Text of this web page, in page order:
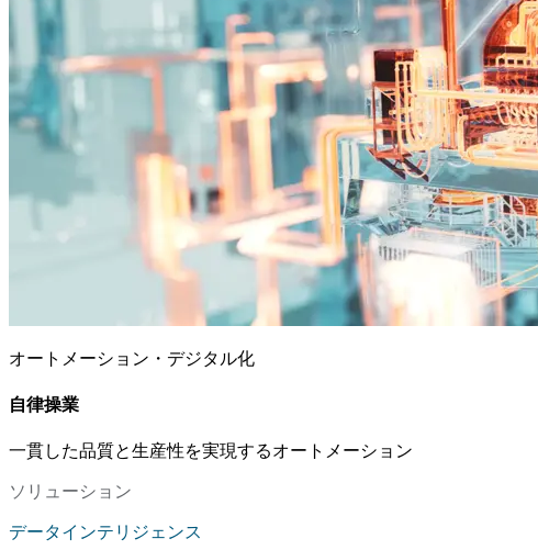
オートメーション・デジタル化
自律操業
一貫した品質と生産性を実現するオートメーション
ソリューション
データインテリジェンス